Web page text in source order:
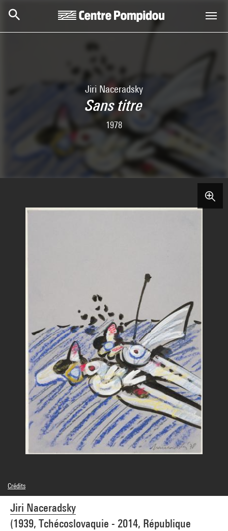
Jiri Naceradsky
Sans titre
1978
Jiri Naceradsky
(1939, Tchécoslovaquie - 2014, République
Crédits
© Adagp, Paris
Crédit photographique : Centre Pompidou, MNAM-CCI/Bertrand Prévost/Dist.
GrandPalaisRmn
Réf. image : 4R15243 [1994 CX 0672]